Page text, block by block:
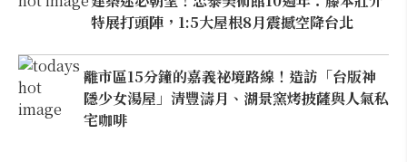
特展打頭陣，1:5大屋根8月震撼空降台北
離市區15分鐘的嘉義祕境路線！造訪「台版神
隱少女湯屋」清豐濤月、湖景窯烤披薩與人氣私
宅咖啡